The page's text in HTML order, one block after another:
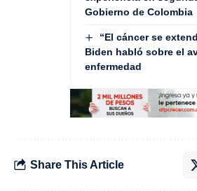
Gobierno de Colombia
“El cáncer se
Biden habló sobre el
enfermedad
Share This Article